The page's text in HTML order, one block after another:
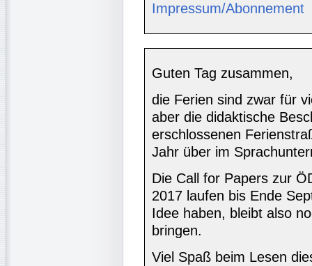
Impressum/Abonnement
Guten Tag zusammen,
die Ferien sind zwar für
aber die didaktische
erschlossenen
Jahr über im
Die Call for Papers zur
2017 laufen bis Ende
Idee haben, bleibt also
bringen.
Viel Spaß beim Lesen